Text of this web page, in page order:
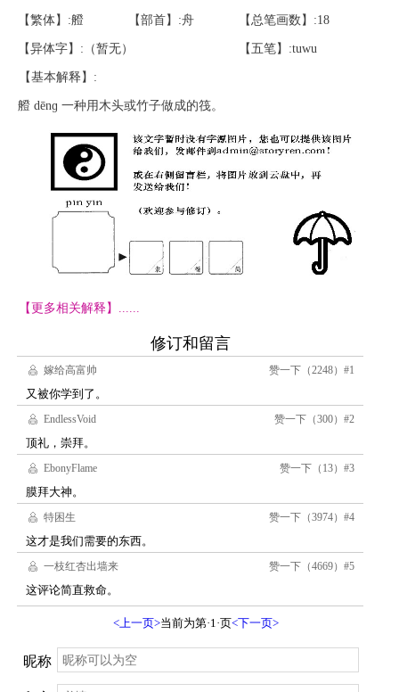
【繁体】:艠 【部首】:舟 【总笔画数】:18
【异体字】:（暂无） 【五笔】:tuwu
【基本解释】:
艠 dēnɡ 一种用木头或竹子做成的筏。
【更多相关解释】......